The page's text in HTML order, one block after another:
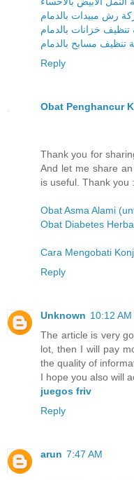
رش مبيدات بالدمام
خزانات بالدمام
تنظيف مسابح بالدمام
Reply
Obat Penghancur
Thank you for
And let me share
is useful. Thank you
Obat Asma Alami
Obat Diabetes
Cara Mengobati
Reply
Unknown 10:12 AM
The article is very
lot, then I will pay
the quality of
I hope you also will
juegos friv
Reply
arun 7:47 AM